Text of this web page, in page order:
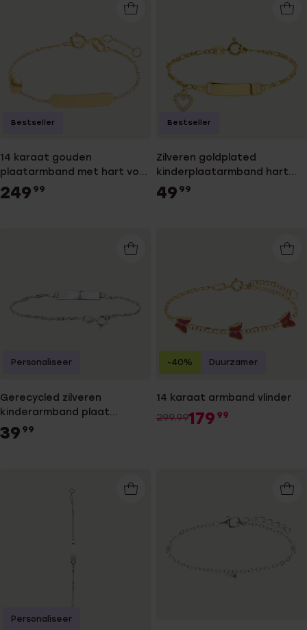
14 karaat gouden
plaatarmband met hart voor
kinderen
249 99
Bestseller
Zilveren goldplated
kinderplaatarmband hart
voor kinderen
49 99
Bestseller
Gerecycled zilveren
kinderarmband plaat
singapore
39 99
Personaliseer
14 karaat armband vlinder
299.99179 99
-40% Duurzamer
Personaliseer